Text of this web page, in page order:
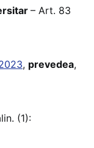
– Art. 83
, prevedea,
(1):